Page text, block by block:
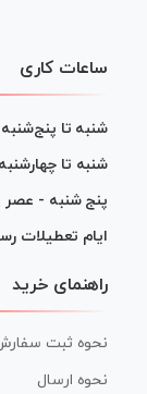
ساعات کاری
شنبه تا
شنبه تا
پنج شنبه - عصر
ایام تعطیلات
راهنمای خرید
نحوه ثبت
نحوه ارسال